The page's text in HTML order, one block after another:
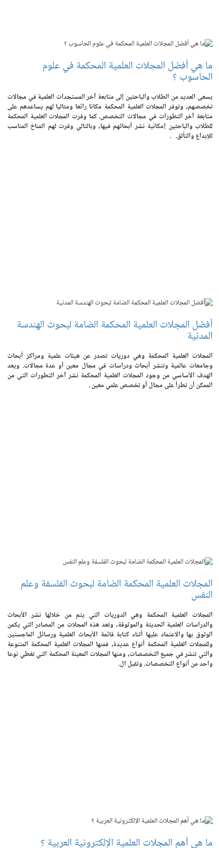
ما هي أفضل المجلات العلمية المحكمة في علوم
الحاسوب ؟
يسعى العديد من الطلاب والباحثين إلى متابعة آخر المستجدات العلمية في مجالات
تخصصهم، وتوفر المجلات العلمية المحكمة مكانا رائعا ومثاليا لهم يساعدهم على
متابعة آخر التطورات في مجالات التخصص. كما وفرت المجلات العلمية المحكمة
للطلاب والباحثين إمكانية نشر أبحاثهم فيها، وبالتالي وفرت لهم المناخ المناسب
للإبداع والتألق. .
أفضل المجلات العلمية المحكمة الضامة لبحوث الهندسة
المدنية
المجلات العلمية المحكمة وهي دوريات تصدر عن هيئات علمية ومراكز أبحاث
وجامعات عالمية وتنشر أبحاث ودراسات في مجال معين أو عدة مجالات. ويعد
الهدف الأساسي من وجود المجلات العلمية المحكمة نشر آخر التطورات التي من
الممكن أن تطرأ على مجال أو تخصص علمي معين .
المجلات العلمية المحكمة الضامة لبحوث الفلسفة وعلم
النفس
المجلات العلمية المحكمة وهي الدوريات التي يتم من خلالها نشر الأبحاث
والدراسات العلمية الحديثة والموثوقة، وتعد هذه المجلات من المصادر التي يكمن
الوثوق بها والاعتماد عليها أثناء كتابة قائمة الأبحاث العلمية ورسائل الماجستير.
وللمجلات العلمية المحكمة أنواع عديدة، فمنها المجلات العلمية المحكمة المتنوعة
والتي تنشر في جميع التخصصات، ومنها المجلات المعينة المحكمة التي تغطي نوعا
واحد من أنواع التخصصات. وتقبل ال.
ما هي أهم المجلات العلمية الإلكترونية العربية ؟